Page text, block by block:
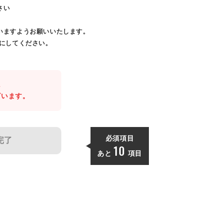
い
すようお願いいたします。
してください。
ます。
了 必須項目
あと 10 項目